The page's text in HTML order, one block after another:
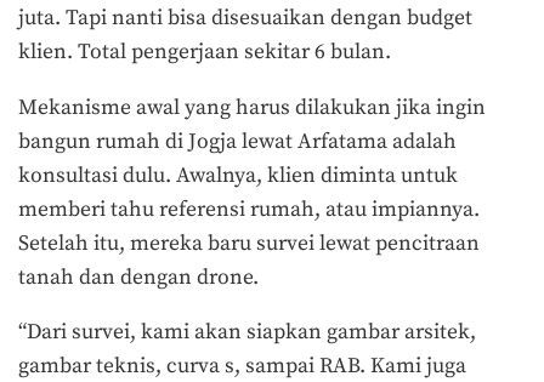
juta. Tapi nanti bisa disesuaikan dengan budget
klien. Total pengerjaan sekitar 6 bulan.
Mekanisme awal yang harus dilakukan jika ingin
bangun rumah di Jogja lewat Arfatama adalah
konsultasi dulu. Awalnya, klien diminta untuk
memberi tahu referensi rumah, atau impiannya.
Setelah itu, mereka baru survei lewat pencitraan
tanah dan dengan drone.
“Dari survei, kami akan siapkan gambar arsitek,
gambar teknis, curva s, sampai RAB. Kami juga